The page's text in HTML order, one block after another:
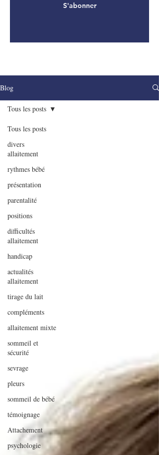
S'abonner
Blog
Tous les posts
divers
allaitement
rythmes bébé
présentation
parentalité
positions
difficultés
allaitement
handicap
actualités
allaitement
tirage du lait
compléments
allaitement mixte
sommeil et
sécurité
sevrage
pleurs
sommeil de bébé
témoignage
Attachement
psychologie
Tous les posts